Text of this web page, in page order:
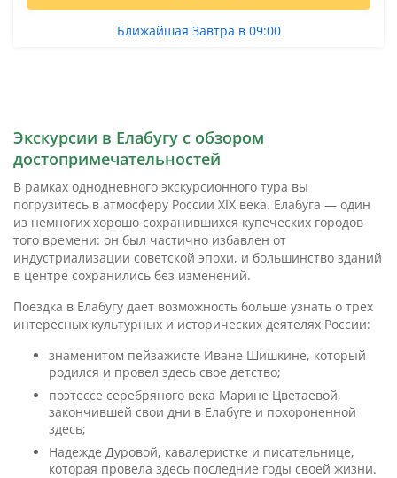
Ближайшая Завтра в 09:00
Экскурсии в Елабугу с обзором
достопримечательностей
В рамках однодневного экскурсионного тура вы
погрузитесь в атмосферу России XIX века. Елабуга — один
из немногих хорошо сохранившихся купеческих городов
того времени: он был частично избавлен от
индустриализации советской эпохи, и большинство зданий
в центре сохранились без изменений.
Поездка в Елабугу дает возможность больше узнать о трех
интересных культурных и исторических деятелях России:
знаменитом пейзажисте Иване Шишкине, который
родился и провел здесь свое детство;
поэтессе серебряного века Марине Цветаевой,
закончившей свои дни в Елабуге и похороненной
здесь;
Надежде Дуровой, кавалеристке и писательнице,
которая провела здесь последние годы своей жизни.